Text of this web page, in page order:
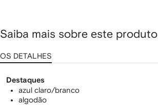
Saiba mais sobre este produto
OS DETALHES
Destaques
azul claro/branco
algodão